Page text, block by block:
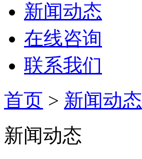
新闻动态
在线咨询
联系我们
首页 > 新闻动态
新闻动态